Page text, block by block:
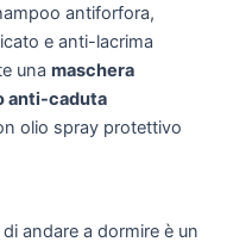
antiforfora,
e anti-lacrima
una maschera
anti-caduta
olio spray protettivo
andare a dormire è un